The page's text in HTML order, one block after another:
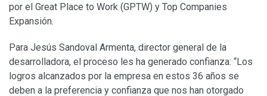
por el Great Place to Work (GPTW) y Top Companies
Expansión.
Para Jesús Sandoval Armenta, director general de la
desarrolladora, el proceso les ha generado confianza: “Los
logros alcanzados por la empresa en estos 36 años se
deben a la preferencia y confianza que nos han otorgado